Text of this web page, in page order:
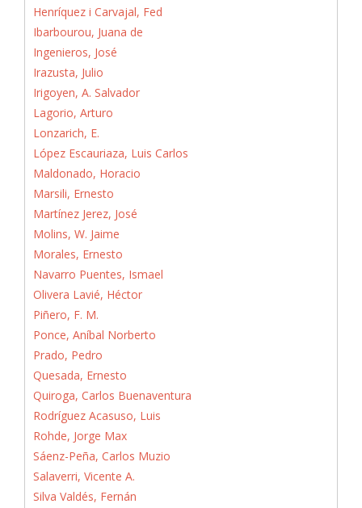
Henríquez i Carvajal, Fed
Ibarbourou, Juana de
Ingenieros, José
Irazusta, Julio
Irigoyen, A. Salvador
Lagorio, Arturo
Lonzarich, E.
López Escauriaza, Luis Carlos
Maldonado, Horacio
Marsili, Ernesto
Martínez Jerez, José
Molins, W. Jaime
Morales, Ernesto
Navarro Puentes, Ismael
Olivera Lavié, Héctor
Piñero, F. M.
Ponce, Aníbal Norberto
Prado, Pedro
Quesada, Ernesto
Quiroga, Carlos Buenaventura
Rodríguez Acasuso, Luis
Rohde, Jorge Max
Sáenz-Peña, Carlos Muzio
Salaverri, Vicente A.
Silva Valdés, Fernán